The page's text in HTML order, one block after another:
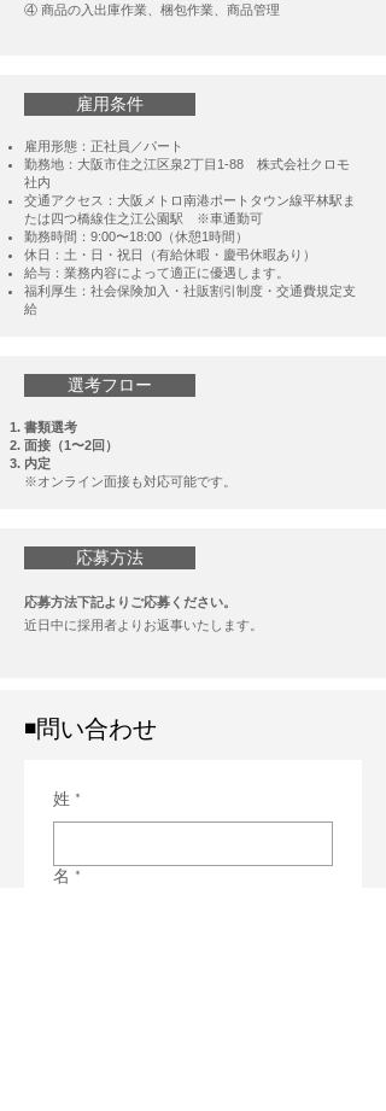
④ 商品の入出庫作業、梱包作業、商品管理
雇用条件
雇用形態：正社員／パート
勤務地：大阪市住之江区泉2丁目1-88 株式会社クロモ
社内
交通アクセス：大阪メトロ南港ポートタウン線平林駅ま
たは四つ橋線住之江公園駅 ※車通勤可
勤務時間：9:00〜18:00（休憩1時間）
休日：土・日・祝日（有給休暇・慶弔休暇あり）
給与：業務内容によって適正に優遇します。
福利厚生：社会保険加入・社販割引制度・交通費規定支
給​
選考フロー
書類選考
面接（1〜2回）
内定
※オンライン面接も対応可能です。
応募方法
応募方法下記よりご応募ください。
​近日中に採用者よりお返事いたします。
◾️問い合わせ
姓 *
名 *